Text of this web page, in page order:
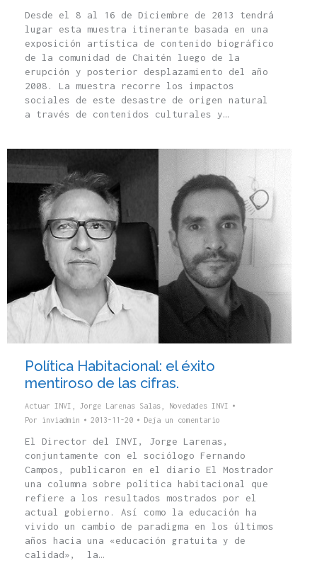
Desde el 8 al 16 de Diciembre de 2013 tendrá
lugar esta muestra itinerante basada en una
exposición artística de contenido biográfico
de la comunidad de Chaitén luego de la
erupción y posterior desplazamiento del año
2008. La muestra recorre los impactos
sociales de este desastre de origen natural
a través de contenidos culturales y…
Política Habitacional: el éxito
mentiroso de las cifras.
Actuar INVI Jorge Larenas Salas
Novedades INVI
Por
inviadmin 2013-11-20 Deja un comentario
El Director del INVI, Jorge Larenas,
conjuntamente con el sociólogo Fernando
Campos, publicaron en el diario El Mostrador
una columna sobre política habitacional que
refiere a los resultados mostrados por el
actual gobierno. Así como la educación ha
vivido un cambio de paradigma en los últimos
años hacia una «educación gratuita y de
calidad», la…